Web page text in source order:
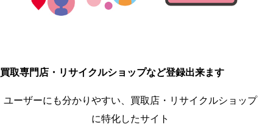
買取専門店・リサイクルショップなど登録出来ます
ユーザーにも分かりやすい、買取店・リサイクルショップ
に特化したサイト